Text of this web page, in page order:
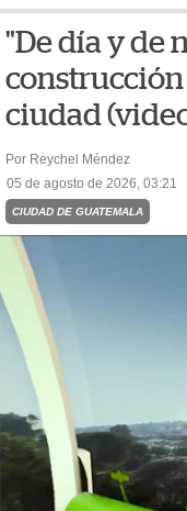
"De día y de
ciudad
Por Reychel Méndez
05 de agosto de 2026, 03:21
CIUDAD DE GUATEMALA